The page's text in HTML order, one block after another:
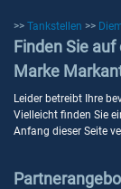
>> Tankstellen >>
Finden Sie
Marke
Leider betreibt Ihre
Vielleicht finden Sie
Anfang dieser Seite